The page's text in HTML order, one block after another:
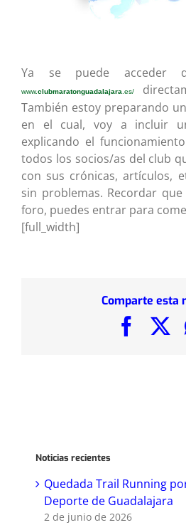
Ya se puede acceder
www.clubmaratonguadalajara.es/
También estoy preparando
en el cual, voy a incluir
explicando el
todos los socios/as del club
con sus crónicas, artículos,
sin problemas. Recordar
foro, puedes entrar para
[full_width]
Comparte esta
Noticias recientes
Quedada Trail Running
Deporte de Guadalajara
2 de junio de 2026